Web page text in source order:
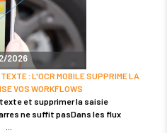
2026
: L'OCR MOBILE SUPPRIME LA
VOS WORKFLOWS
et supprimer la saisie
ne suffit pasDans les flux